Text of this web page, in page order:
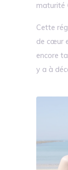
maturité
Cette
de cœur
encore
y a à